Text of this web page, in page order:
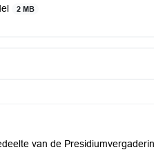
2 MB
van de